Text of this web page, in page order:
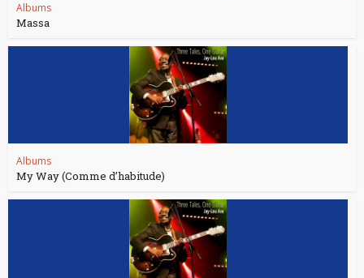
Albums
Massa
Albums
My Way (Comme d’habitude)